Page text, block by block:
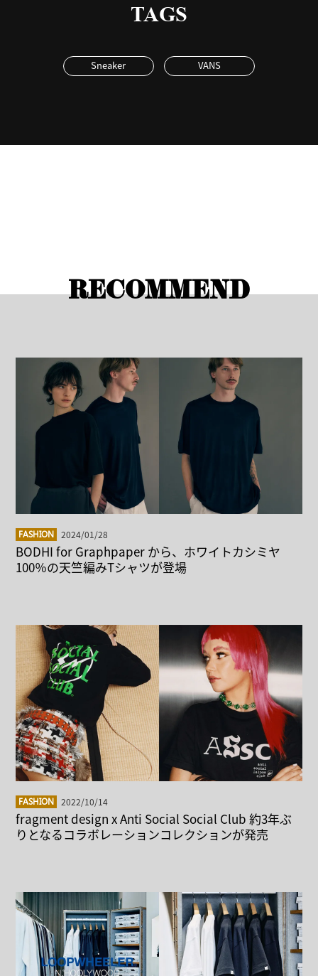
TAGS
Sneaker VANS
RECOMMEND
FASHION 2024/01/28
BODHI for Graphpaper から、ホワイトカシミヤ
100％の天竺編みTシャツが登場
FASHION 2022/10/14
fragment design x Anti Social Social Club 約3年ぶ
りとなるコラボレーションコレクションが発売